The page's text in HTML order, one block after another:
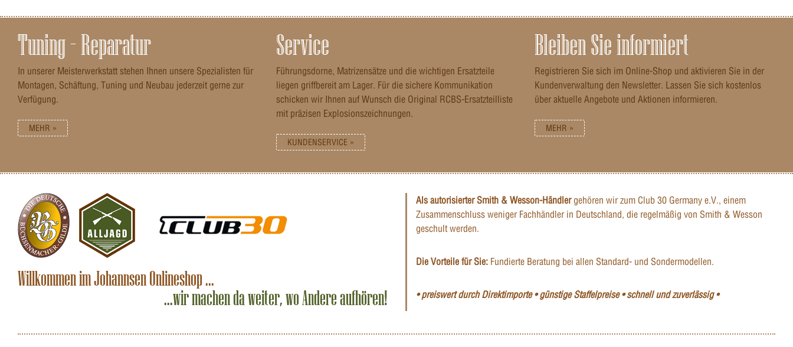
Tuning – Reparatur
In unserer Meisterwerkstatt stehen Ihnen unsere Spezialisten für
Montagen, Schäftung, Tuning und Neubau jederzeit gerne zur
Verfügung.
MEHR »
Service
Führungsdorne, Matrizensätze und die wichtigen Ersatzteile
liegen griffbereit am Lager. Für die sichere Kommunikation
schicken wir Ihnen auf Wunsch die Original RCBS-Ersatzteilliste
mit präzisen Explosionszeichnungen.
KUNDENSERVICE »
Bleiben Sie informiert
Registrieren Sie sich im Online-Shop und aktivieren Sie in der
Kundenverwaltung den Newsletter. Lassen Sie sich kostenlos
über aktuelle Angebote und Aktionen informieren.
MEHR »
Willkommen im Johannsen Onlineshop ...
...wir machen da weiter, wo Andere aufhören!
Als autorisierter Smith & Wesson-Händlergehören wir zum Club 30 Germany e.V., einem
Zusammenschluss weniger Fachhändler in Deutschland, die regelmäßig von Smith & Wesson
geschult werden.
Die Vorteile für Sie: Fundierte Beratung bei allen Standard- und Sondermodellen.
• preiswert durch Direktimporte • günstige Staffelpreise • schnell und zuverlässig •